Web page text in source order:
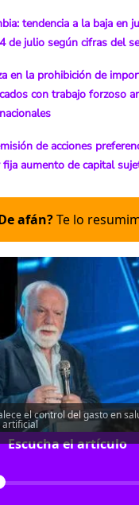
tendencia a la baja en
de julio según cifras del
en la prohibición de
con trabajo forzoso
de acciones
aumento de capital
afán?Te lo
el control del gasto en
artificial
Escucha el artículo